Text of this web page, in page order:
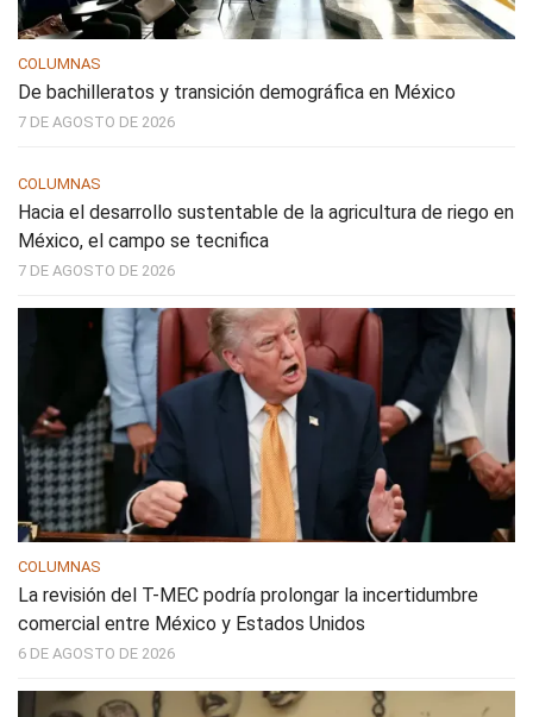
COLUMNAS
De bachilleratos y transición demográfica en México
7 DE AGOSTO DE 2026
COLUMNAS
Hacia el desarrollo sustentable de la agricultura de riego en
México, el campo se tecnifica
7 DE AGOSTO DE 2026
COLUMNAS
La revisión del T-MEC podría prolongar la incertidumbre
comercial entre México y Estados Unidos
6 DE AGOSTO DE 2026